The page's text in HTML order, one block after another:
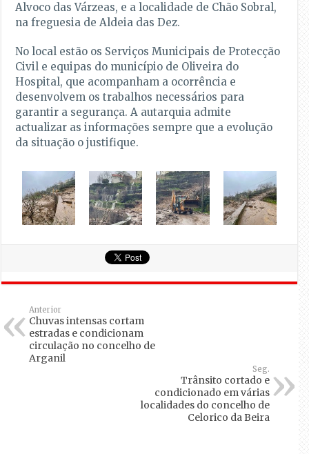
Alvoco das Várzeas, e a localidade de Chão Sobral,
na freguesia de Aldeia das Dez.
No local estão os Serviços Municipais de Protecção
Civil e equipas do município de Oliveira do
Hospital, que acompanham a ocorrência e
desenvolvem os trabalhos necessários para
garantir a segurança. A autarquia admite
actualizar as informações sempre que a evolução
da situação o justifique.
Anterior
Chuvas intensas cortam
estradas e condicionam
circulação no concelho de
Arganil
Seg.
Trânsito cortado e
condicionado em várias
localidades do concelho de
Celorico da Beira